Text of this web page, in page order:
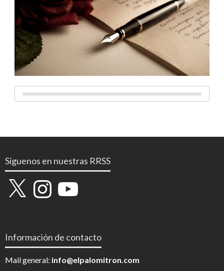
Síguenos en nuestras RRSS
X InstagramYouTube
Información de contacto
Mail general: info@elpalomitron.com